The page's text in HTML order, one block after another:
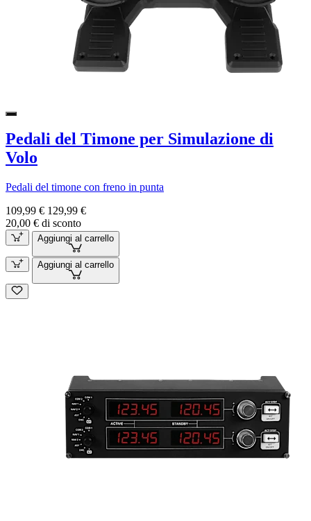
Pedali del Timone per Simulazione di
Volo
Pedali del timone con freno in punta
109,99 € 129,99 €
20,00 € di sconto
Aggiungi al carrello
Aggiungi al carrello